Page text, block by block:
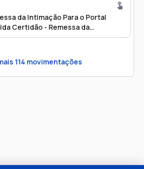
da Intimação Para o Portal
Certidão - Remessa da
Eletrônico
114 movimentações